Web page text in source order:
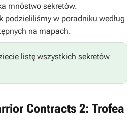
mnóstwo sekretów.
podzieliliśmy w poradniku według
na mapach.
listę wszystkich sekretów
Contracts 2: Trofea